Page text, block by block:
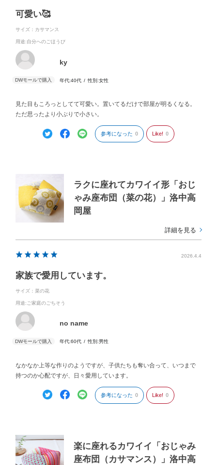
可愛い🥰
サイズ：カサマンス
用途:自分へのごほうび
ky
年代:40代 性別:女性
見た目もころっとしてて可愛い。置いてるだけで部屋が明るくなる。
ただ思ったより小ぶりで小さい。
参考になった 0 Like! 0
ラクに座れてカワイイ形「おじ
ゃみ座布団（菜の花）」洛中高
岡屋
詳細を見る
2026.4.4
家族で愛用しています。
サイズ：菜の花
用途:ご家庭のごちそう
no name
年代:60代 性別:男性
なかなか上等な作りのようですが、子供たちも奪い合って、いつまで
持つのか心配ですが、日々愛用しています。
参考になった 0 Like! 0
楽に座れるカワイイ「おじゃみ
座布団（カサマンス）」洛中高